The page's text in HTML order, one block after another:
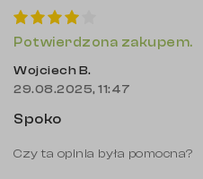
Potwierdzona zakupem.
Wojciech B.
29.08.2025, 11:47
Spoko
Czy ta opinia była pomocna?